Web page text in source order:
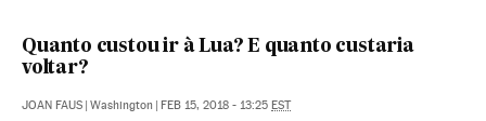
Quanto custou ir à Lua? E quanto custaria
voltar?
JOAN FAUS | Washington | FEB 15, 2018 - 13:25 EST